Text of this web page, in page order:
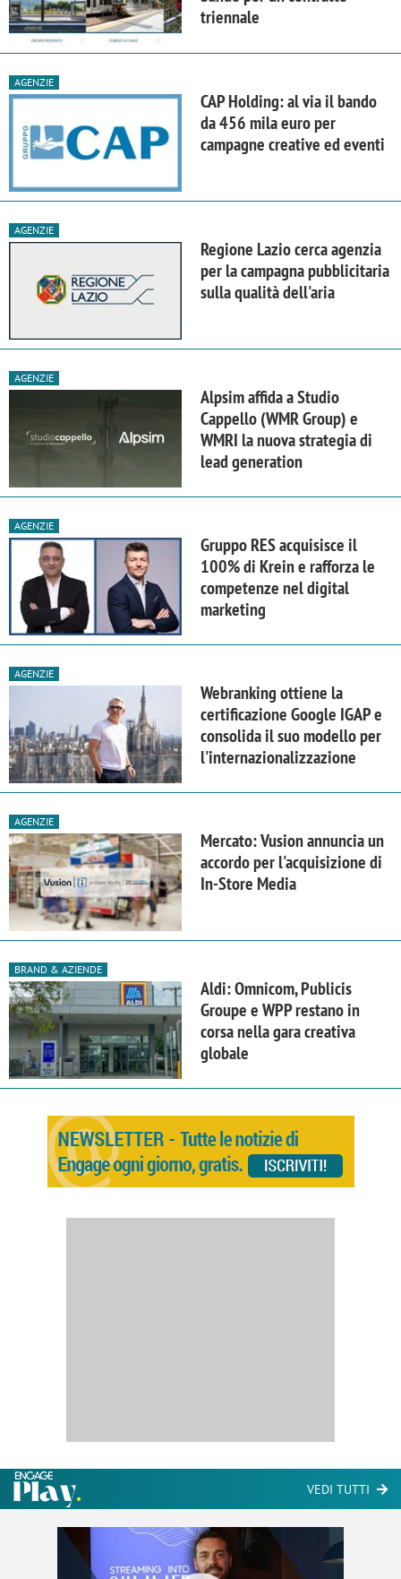
triennale
AGENZIE
CAP Holding: al via il bando
da 456 mila euro per
campagne creative ed eventi
AGENZIE
Regione Lazio cerca agenzia
per la campagna pubblicitaria
sulla qualità dell'aria
AGENZIE
Alpsim affida a Studio
Cappello (WMR Group) e
WMRI la nuova strategia di
lead generation
AGENZIE
Gruppo RES acquisisce il
100% di Krein e rafforza le
competenze nel digital
marketing
AGENZIE
Webranking ottiene la
certificazione Google IGAP e
consolida il suo modello per
l'internazionalizzazione
AGENZIE
Mercato: Vusion annuncia un
accordo per l'acquisizione di
In-Store Media
BRAND & AZIENDE
Aldi: Omnicom, Publicis
Groupe e WPP restano in
corsa nella gara creativa
globale
VEDI TUTTI